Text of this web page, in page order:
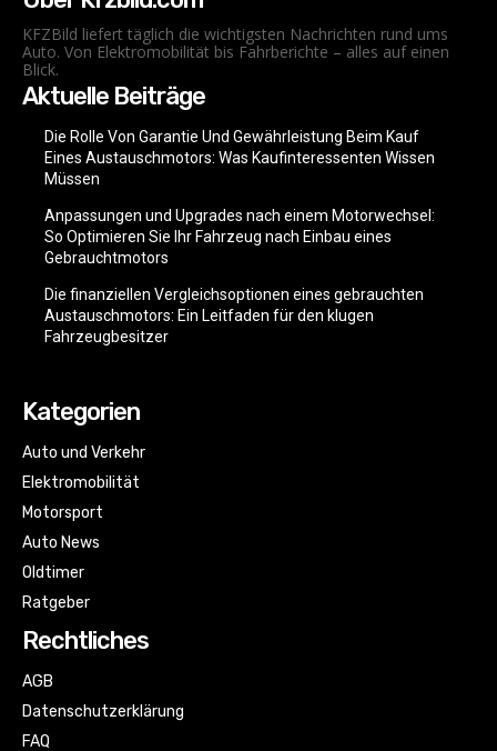
KFZBild liefert täglich die wichtigsten Nachrichten rund ums
Auto. Von Elektromobilität bis Fahrberichte – alles auf einen
Blick.
Aktuelle Beiträge
Die Rolle Von Garantie Und Gewährleistung Beim Kauf
Eines Austauschmotors: Was Kaufinteressenten Wissen
Müssen
Anpassungen und Upgrades nach einem Motorwechsel:
So Optimieren Sie Ihr Fahrzeug nach Einbau eines
Gebrauchtmotors
Die finanziellen Vergleichsoptionen eines gebrauchten
Austauschmotors: Ein Leitfaden für den klugen
Fahrzeugbesitzer
Kategorien
Auto und Verkehr
Elektromobilität
Motorsport
Auto News
Oldtimer
Ratgeber
Rechtliches
AGB
Datenschutzerklärung
FAQ